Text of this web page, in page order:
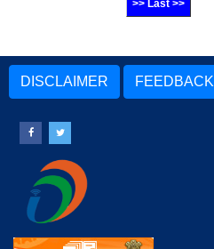
>> Last >>
DISCLAIMER FEEDBACK